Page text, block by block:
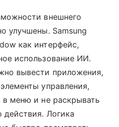
внешнего
улучшены. Samsung
как интерфейс,
использование ИИ.
вывести приложения,
управления,
меню и не раскрывать
Логика